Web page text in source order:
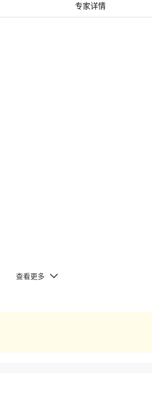
专家详情
查看更多
